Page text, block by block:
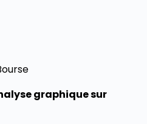
graphique sur